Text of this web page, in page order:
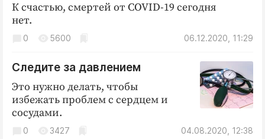
К счастью, смертей от COVID-19 сегодня
нет.
06.12.2020, 11:29
0 5600
Следите за давлением
Это нужно делать, чтобы
избежать ­проблем с сердцем и
сосудами.
04.08.2020, 12:38
0 3427